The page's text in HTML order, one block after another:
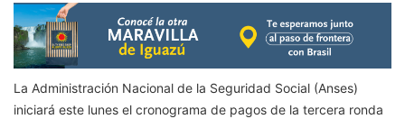
La Administración Nacional de la Seguridad Social (Anses)
iniciará este lunes el cronograma de pagos de la tercera ronda